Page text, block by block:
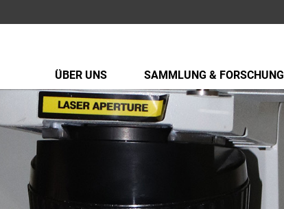
ÜBER UNS SAMMLUNG & FORSCHUNG